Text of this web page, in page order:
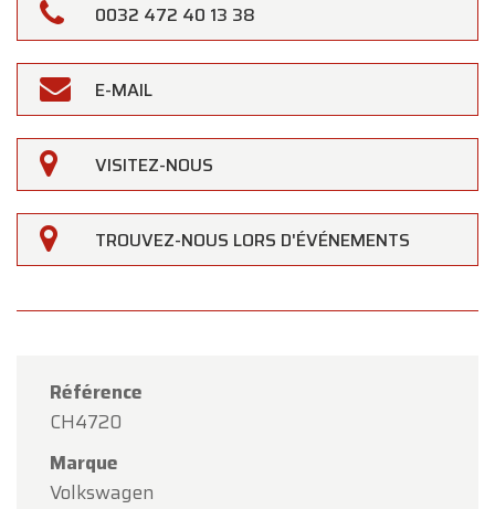
0032 472 40 13 38
E-MAIL
VISITEZ-NOUS
TROUVEZ-NOUS LORS D'ÉVÉNEMENTS
Référence
CH4720
Marque
Volkswagen